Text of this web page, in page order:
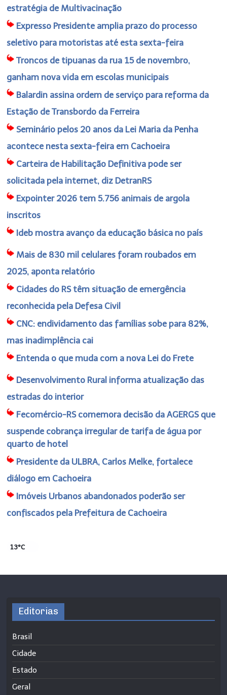
estratégia de Multivacinação
Expresso Presidente amplia prazo do processo
seletivo para motoristas até esta sexta-feira
Troncos de tipuanas da rua 15 de novembro,
ganham nova vida em escolas municipais
Balardin assina ordem de serviço para reforma da
Estação de Transbordo da Ferreira
Seminário pelos 20 anos da Lei Maria da Penha
acontece nesta sexta-feira em Cachoeira
Carteira de Habilitação Definitiva pode ser
solicitada pela internet, diz DetranRS
Expointer 2026 tem 5.756 animais de argola
inscritos
Ideb mostra avanço da educação básica no país
Mais de 830 mil celulares foram roubados em
2025, aponta relatório
Cidades do RS têm situação de emergência
reconhecida pela Defesa Civil
CNC: endividamento das famílias sobe para 82%,
mas inadimplência cai
Entenda o que muda com a nova Lei do Frete
Desenvolvimento Rural informa atualização das
estradas do interior
Fecomércio-RS comemora decisão da AGERGS que
suspende cobrança irregular de tarifa de água por
quarto de hotel
Presidente da ULBRA, Carlos Melke, fortalece
diálogo em Cachoeira
Imóveis Urbanos abandonados poderão ser
confiscados pela Prefeitura de Cachoeira
13°C
Editorias
Brasil
Cidade
Estado
Geral